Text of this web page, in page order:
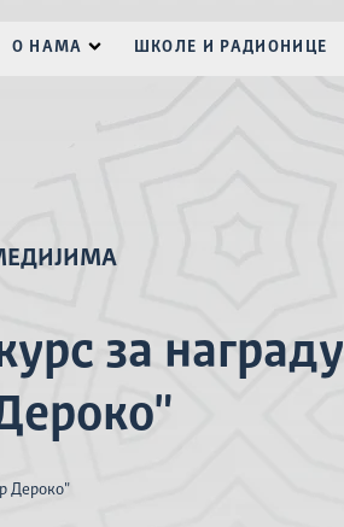
О НАМА ШКОЛЕ И РАДИОНИЦЕ
за награду
Дероко"